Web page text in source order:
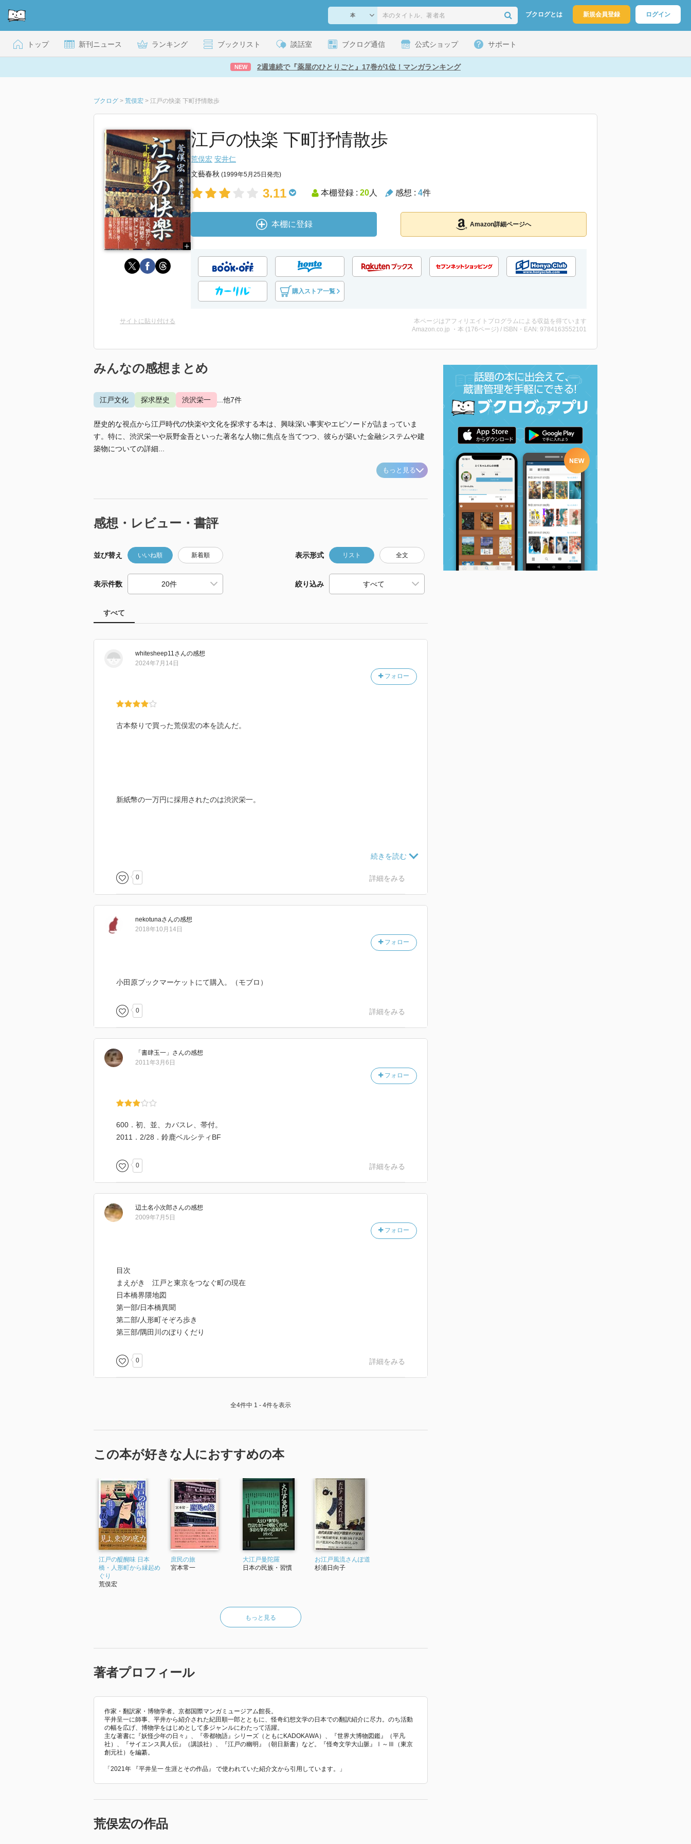
ブクログとは 新規会員登録 ログイン
トップ 新刊ニュース ランキング ブックリスト 談話室 ブクログ通信 公式ショップ サポート
NEW 2週連続で『薬屋のひとりごと』17巻が1位！マンガランキング
ブクログ > 荒俣宏 > 江戸の快楽 下町抒情散歩
江戸の快楽 下町抒情散歩
荒俣宏 安井仁
文藝春秋 (1999年5月25日発売)
3.11 本棚登録 : 20人 感想 : 4件
本棚に登録 Amazon詳細ページへ
購入ストア一覧
サイトに貼り付ける
本ページはアフィリエイトプログラムによる収益を得ています
Amazon.co.jp ・本 (176ページ) / ISBN・EAN: 9784163552101
みんなの感想まとめ
江戸文化 探求歴史 渋沢栄一 ...他7件
歴史的な視点から江戸時代の快楽や文化を探求する本は、興味深い事実やエピソードが詰まっていま
す。特に、渋沢栄一や辰野金吾といった著名な人物に焦点を当てつつ、彼らが築いた金融システムや建
築物についての詳細...
もっと見る
感想・レビュー・書評
並び替え いいね順 新着順 表示形式 リスト 全文
表示件数 絞り込み
すべて
whitesheep11さんの感想
フォロー
2024年7月14日
古本祭りで買った荒俣宏の本を読んだ。
新紙幣の一万円に採用されたのは渋沢栄一。
渋沢は現在のみずほ銀行のもととなる第一国立銀行は、明治6年に創設した日本最古の銀
行。
日本銀行貨幣研究所貨幣博物館がある。
無料で珍しいお金を見ることができる。
ちょうど新紙幣に関する特別展を開催中。
他の博物館ではないことがある。それは、手荷物検査。
空港のカウンターでチェックされるのと同じ。
日銀の施設ならではの体験だ。
日本橋で目立つのは高島屋と丸善。
0 詳細をみる
nekotunaさんの感想
フォロー
2018年10月14日
小田原ブックマーケットにて購入。（モブロ）
0 詳細をみる
「書肆玉一」 さんの感想
フォロー
2011年3月6日
600．初、並、カバスレ、帯付。
2011．2/28．鈴鹿ベルシティBF
0 詳細をみる
辺土名小次郎さんの感想
フォロー
2009年7月5日
目次
まえがき 江戸と東京をつなぐ町の現在
日本橋界隈地図
第一部/日本橋異聞
第二部/人形町そぞろ歩き
第三部/隅田川のぼりくだり
0 詳細をみる
全4件中 1 - 4件を表示
この本が好きな人におすすめの本
江戸の醍醐味 日本
橋・人形町から縁起め
ぐり
荒俣宏
庶民の旅
宮本常一
大江戸曼陀羅
日本の民族・習慣
お江戸風流さんぽ道
杉浦日向子
もっと見る
著者プロフィール
作家・翻訳家・博物学者。京都国際マンガミュージアム館長。
平井呈一に師事、平井から紹介された紀田順一郎とともに、怪奇幻想文学の日本での翻訳紹介に尽力。のち活動
の幅を広げ、博物学をはじめとして多ジャンルにわたって活躍。
主な著書に『妖怪少年の日々』、『帝都物語』シリーズ（ともにKADOKAWA）、『世界大博物図鑑』（平凡
社）、『サイエンス異人伝』（講談社）、『江戸の幽明』（朝日新書）など。『怪奇文学大山脈』Ⅰ～Ⅲ（東京
創元社）を編纂。
「2021年 『平井呈一 生涯とその作品』 で使われていた紹介文から引用しています。」
荒俣宏の作品